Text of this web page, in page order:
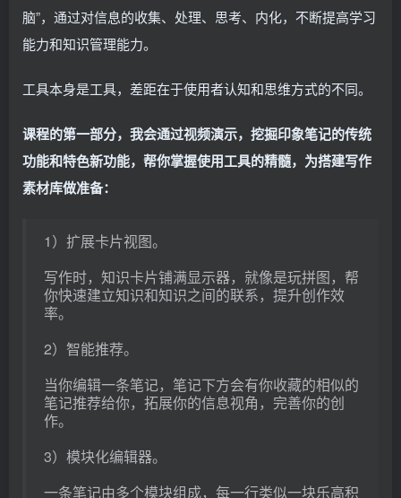
脑”，通过对信息的收集、处理、思考、内化，不断提高学习
能力和知识管理能力。
工具本身是工具，差距在于使用者认知和思维方式的不同。
课程的第一部分，我会通过视频演示，挖掘印象笔记的传统
功能和特色新功能，帮你掌握使用工具的精髓，为搭建写作
素材库做准备：
1）扩展卡片视图。
写作时，知识卡片铺满显示器，就像是玩拼图，帮
你快速建立知识和知识之间的联系，提升创作效
率。
2）智能推荐。
当你编辑一条笔记，笔记下方会有你收藏的相似的
笔记推荐给你，拓展你的信息视角，完善你的创
作。
3）模块化编辑器。
一条笔记由多个模块组成，每一行类似一块乐高积